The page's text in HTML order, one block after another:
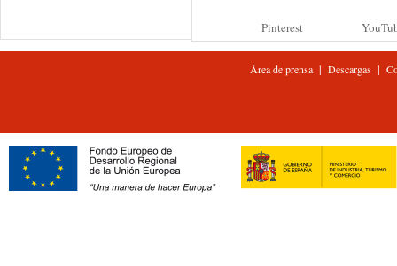
Pinterest
Área de prensa| Descargas|